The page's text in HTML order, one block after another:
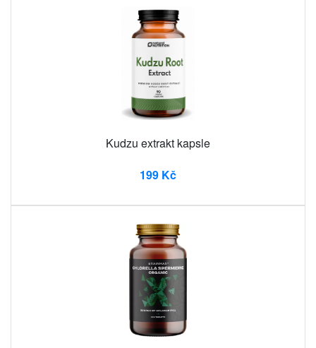
Kudzu extrakt kapsle
199 Kč